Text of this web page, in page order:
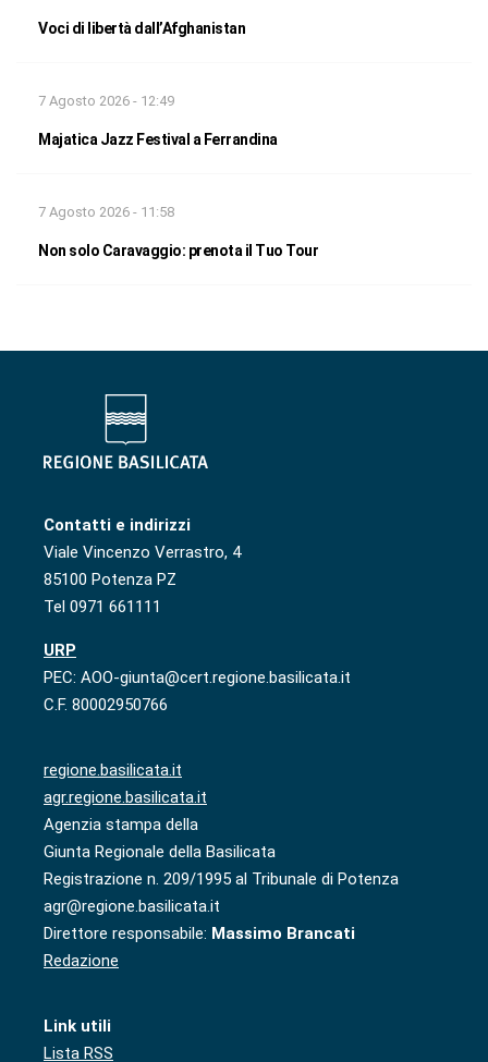
Voci di libertà dall’Afghanistan
7 Agosto 2026 - 12:49
Majatica Jazz Festival a Ferrandina
7 Agosto 2026 - 11:58
Non solo Caravaggio: prenota il Tuo Tour
Contatti e indirizzi
Viale Vincenzo Verrastro, 4
85100 Potenza PZ
Tel 0971 661111
URP
PEC: AOO-giunta@cert.regione.basilicata.it
C.F. 80002950766
regione.basilicata.it
agr.regione.basilicata.it
Agenzia stampa della
Giunta Regionale della Basilicata
Registrazione n. 209/1995 al Tribunale di Potenza
agr@regione.basilicata.it
Direttore responsabile: Massimo Brancati
Redazione
Link utili
Lista RSS